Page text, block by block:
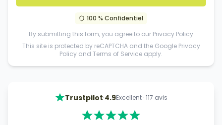
100 % Confidentiel
By submitting this form, you agree to our Privacy Policy
This site is protected by reCAPTCHA and the Google Privacy
Policy and Terms of Service apply.
Trustpilot·4.9Excellent·117 avis